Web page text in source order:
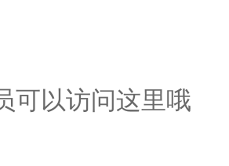
可以访问这里哦